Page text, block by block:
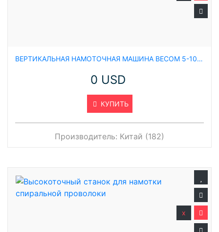
ВЕРТИКАЛЬНАЯ НАМОТОЧНАЯ МАШИНА ВЕСОМ 5-10 ТОНН
0 USD
КУПИТЬ
Производитель: Китай (182)
x